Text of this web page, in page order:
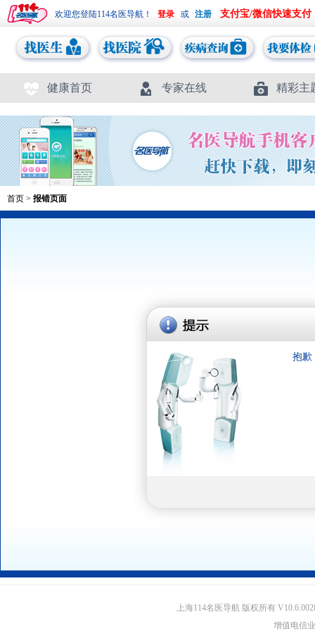
欢迎您登陆114名医导航！ 或 支付宝/微信快速支付
健康首页 专家在线 精彩主
首页 > 报错页面
抱歉
上海114名医导航 版权所有
增值电信